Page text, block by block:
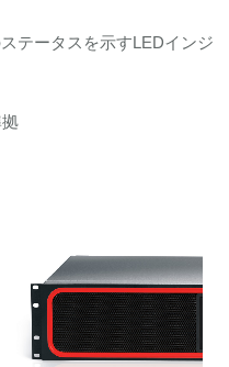
テータスを示すLEDインジ